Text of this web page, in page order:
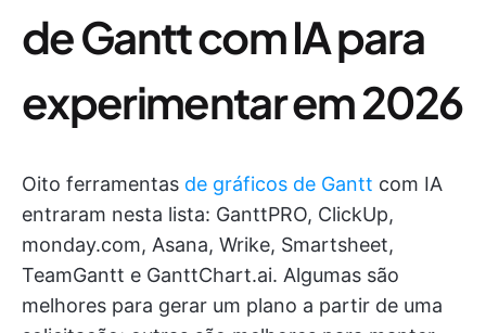
de Gantt com IA para
experimentar em 2026
Oito ferramentas de gráficos de Gantt com IA
entraram nesta lista: GanttPRO, ClickUp,
monday.com, Asana, Wrike, Smartsheet,
TeamGantt e GanttChart.ai. Algumas são
melhores para gerar um plano a partir de uma